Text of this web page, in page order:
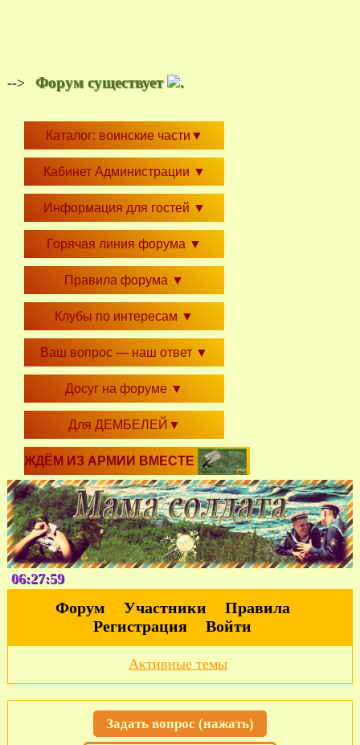
--> Форум существует .
Каталог: воинские части ▼
Кабинет Администрации ▼
Информация для гостей ▼
Горячая линия форума ▼
Правила форума ▼
Клубы по интересам ▼
Ваш вопрос — наш ответ ▼
Досуг на форуме ▼
Для ДЕМБЕЛЕЙ ▼
ЖДЁМ ИЗ АРМИИ ВМЕСТЕ
06:28:00
Форум Участники
Правила
Регистрация
Войти
Активные темы
Задать вопрос (нажать)